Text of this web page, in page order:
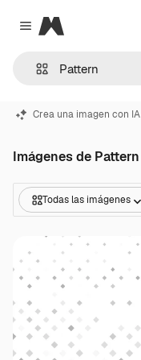
Close menu
Magnific
Crea una imagen con IA
Imágenes de Pattern
Todas las imágenes